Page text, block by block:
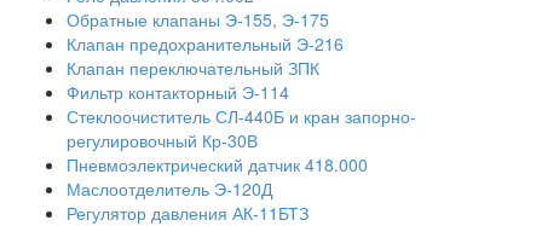
Обратные клапаны Э-155, Э-175
Клапан предохранительный Э-216
Клапан переключательный ЗПК
Фильтр контакторный Э-114
Стеклоочиститель СЛ-440Б и кран запорно-
регулировочный Кр-30В
Пневмоэлектрический датчик 418.000
Маслоотделитель Э-120Д
Регулятор давления АК-11БТЗ